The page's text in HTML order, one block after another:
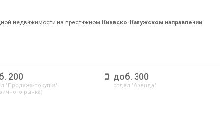
недвижимости на престижном Киевско-Калужском направлении
200
"Продажа-покупка"
рынка)
доб. 300
отдел "Аренда"